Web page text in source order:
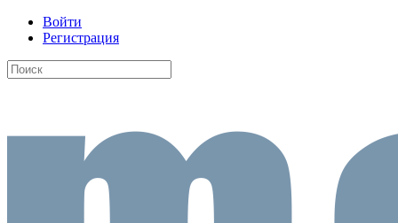
Войти
Регистрация